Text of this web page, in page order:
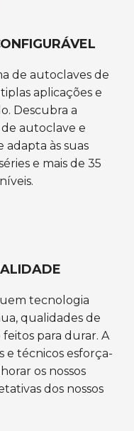
de autoclaves de
aplicações e
Descubra a
autoclave e
adapta às suas
e mais de 35
tecnologia
qualidades de
para durar. A
e técnicos esforça-
os nossos
dos nossos